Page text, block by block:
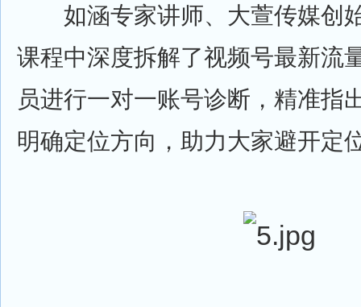
如涵专家讲师、大萱传媒创
课程中深度拆解了视频号最新流
员进行一对一账号诊断，精准指
明确定位方向，助力大家避开定